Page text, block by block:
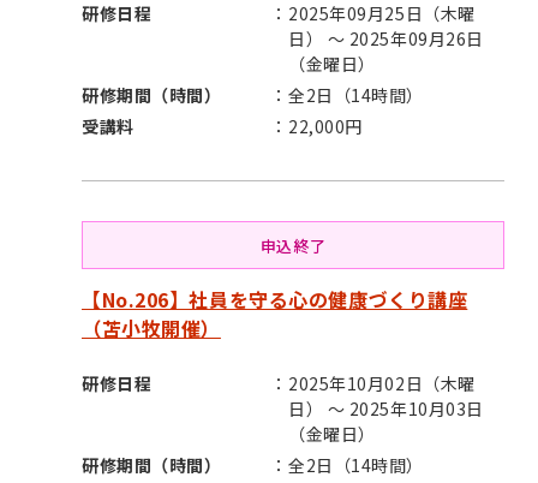
研修日程
2025年09月25日（木曜
日） ～ 2025年09月26日
（金曜日）
研修期間（時間）
全2日（14時間）
受講料
22,000円
申込終了
【No.206】社員を守る心の健康づくり講座
（苫小牧開催）
研修日程
2025年10月02日（木曜
日） ～ 2025年10月03日
（金曜日）
研修期間（時間）
全2日（14時間）